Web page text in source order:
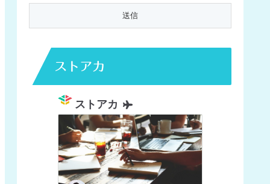
ストアカ
ストアカ